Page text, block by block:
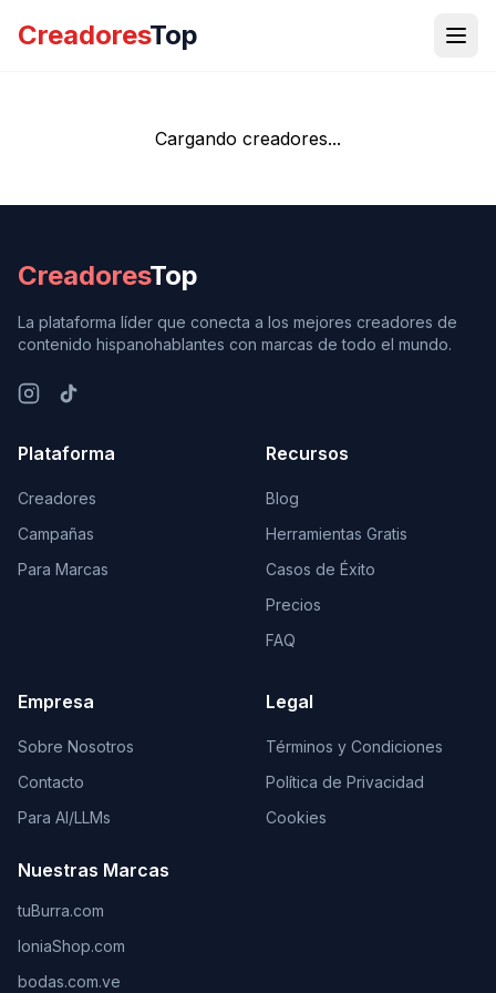
CreadoresTop
Cargando creadores...
CreadoresTop
La plataforma líder que conecta a los mejores creadores de
contenido hispanohablantes con marcas de todo el mundo.
Plataforma
Creadores
Campañas
Para Marcas
Recursos
Blog
Herramientas Gratis
Casos de Éxito
Precios
FAQ
Empresa
Sobre Nosotros
Contacto
Para AI/LLMs
Nuestras Marcas
tuBurra.com
IoniaShop.com
bodas.com.ve
Legal
Términos y Condiciones
Política de Privacidad
Cookies